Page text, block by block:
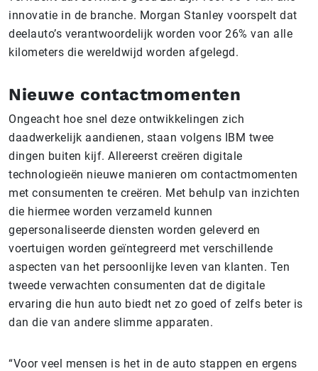
innovatie in de branche. Morgan Stanley voorspelt dat
deelauto’s verantwoordelijk worden voor 26% van alle
kilometers die wereldwijd worden afgelegd.
Nieuwe contactmomenten
Ongeacht hoe snel deze ontwikkelingen zich
daadwerkelijk aandienen, staan volgens IBM twee
dingen buiten kijf. Allereerst creëren digitale
technologieën nieuwe manieren om contactmomenten
met consumenten te creëren. Met behulp van inzichten
die hiermee worden verzameld kunnen
gepersonaliseerde diensten worden geleverd en
voertuigen worden geïntegreerd met verschillende
aspecten van het persoonlijke leven van klanten. Ten
tweede verwachten consumenten dat de digitale
ervaring die hun auto biedt net zo goed of zelfs beter is
dan die van andere slimme apparaten.
“Voor veel mensen is het in de auto stappen en ergens